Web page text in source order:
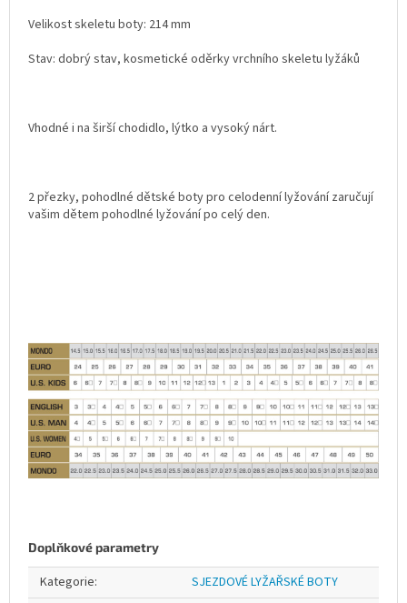
Velikost skeletu boty: 214 mm
Stav: dobrý stav, kosmetické oděrky vrchního skeletu lyžáků
Vhodné i na širší chodidlo, lýtko a vysoký nárt.
2 přezky, pohodlné dětské boty pro celodenní lyžování zaručují
vašim dětem pohodlné lyžování po celý den.
Doplňkové parametry
Kategorie:
SJEZDOVÉ LYŽAŘSKÉ BOTY